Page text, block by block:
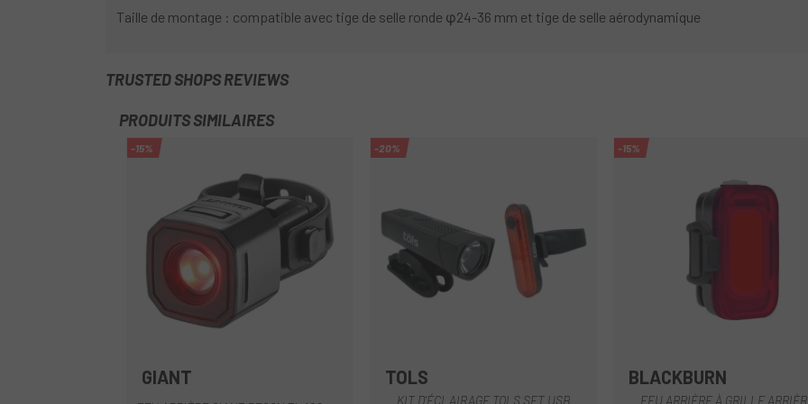
Taille de montage : compatible avec tige de selle ronde φ24-36 mm et tige de selle aérodynamique
TRUSTED SHOPS REVIEWS
PRODUITS SIMILAIRES
-15%
GIANT
-20%
TOLS
KIT D'ÉCLAIRAGE TOLS SET USB
Noir
-15%
BLACKBURN
FEU ARRIÈRE À GRILLE